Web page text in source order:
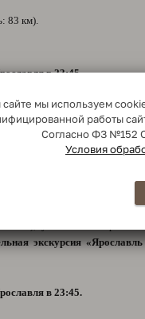
83 км).
в 23:45.
Основан он был в 1010
удивительная легенда
С тех пор стоит над
и гостей удивительными
центр Ярославля
уютными скверами и
экскурсия «Ярославль
в 23:45.
мы используем
работы
Согласно ФЗ №152
Условия